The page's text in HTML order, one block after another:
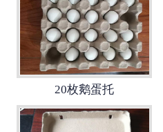
黄托
普通黄托
防水蛋托
20枚鹅蛋托